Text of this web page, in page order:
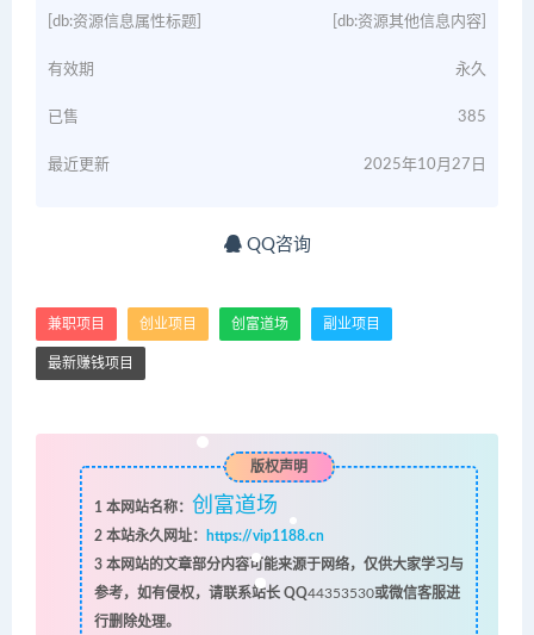
[db:资源信息属性标题] [db:资源其他信息内容]
有效期 永久
已售 385
最近更新 2025年10月27日
QQ咨询
兼职项目 创业项目 创富道场 副业项目
最新赚钱项目
版权声明
1 本网站名称： 创富道场
2本站永久网址：
https://vip1188.cn
3本网站的文章部分内容可能来源于网络，仅供大家学习与
参考，如有侵权，请联系站长 QQ44353530或微信客服进
行删除处理。